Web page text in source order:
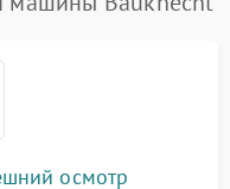
осмотр